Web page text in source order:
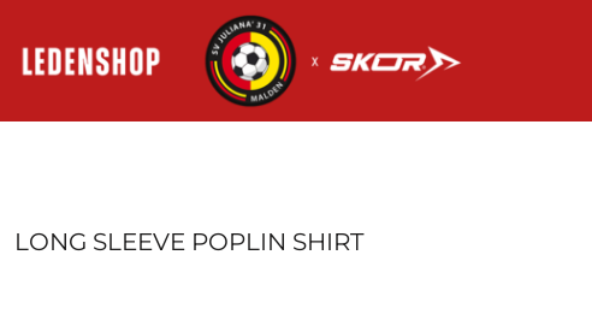
LONG SLEEVE POPLIN SHIRT
REGISTREER